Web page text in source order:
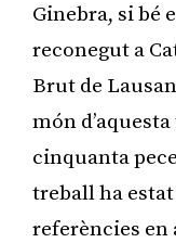
Ginebra, si bé
reconegut a
Brut de
món
cinquanta
treball ha
referències